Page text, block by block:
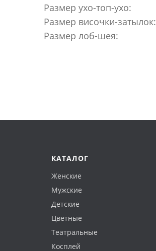
Размер ухо-топ-ухо:
Размер височки-затылок:
Размер лоб-шея:
КАТАЛОГ
Женские
Мужские
Детские
Цветные
Театральные
Косплей